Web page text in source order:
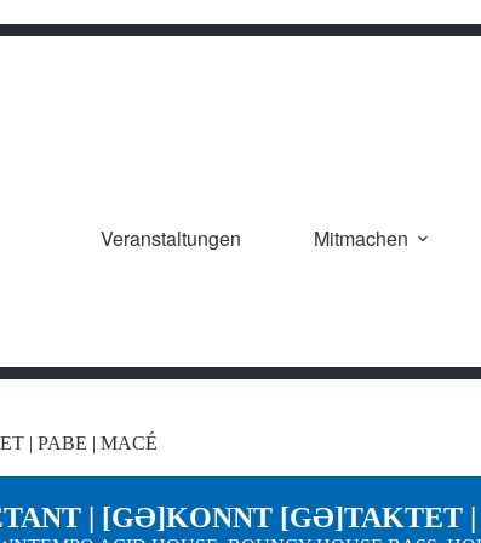
Veranstaltungen Mitmachen
| PABE | MACÉ
| [GƏ]KONNT [GƏ]TAKTET |